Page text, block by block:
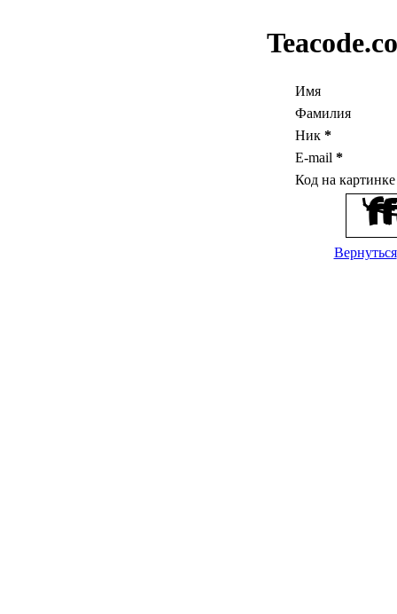
Имя
Фамилия
Ник *
E-mail *
Код на
Вернуться